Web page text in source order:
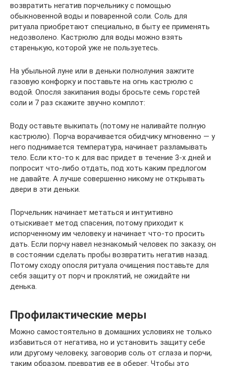
возвратить негатив порчельнику с помощью
обыкновенной воды и поваренной соли. Соль для
ритуала приобретают специально, в быту ее применять
недозволено. Кастрюлю для воды можно взять
старенькую, которой уже не пользуетесь.
На убыльной луне или в деньки полнолуния зажгите
газовую конфорку и поставьте на огнь кастрюлю с
водой. Опосля закипания воды бросьте семь горстей
соли и 7 раз скажите звучно комплот:
Воду оставьте выкипать (потому не наливайте полную
кастрюлю). Порча ворачивается обидчику мгновенно — у
него поднимается температура, начинает разламывать
тело. Если кто-то к для вас придет в течение 3-х дней и
попросит что-либо отдать, под хоть каким предлогом
не давайте. А лучше совершенно никому не открывать
двери в эти деньки.
Порчельник начинает метаться и интуитивно
отыскивает метод спасения, потому приходит к
испорченному им человеку и начинает что-то просить
дать. Если порчу навел незнакомый человек по заказу, он
в состоянии сделать пробы возвратить негатив назад.
Потому сходу опосля ритуала очищения поставьте для
себя защиту от порч и проклятий, не ожидайте ни
денька.
Профилактические меры
Можно самостоятельно в домашних условиях не только
избавиться от негатива, но и установить защиту себе
или другому человеку, заговорив соль от сглаза и порчи,
таким образом, превратив ее в оберег. Чтобы это